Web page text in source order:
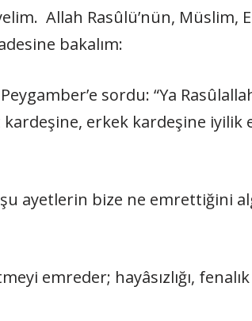
Allah Rasûlü’nün, Müslim,
bakalım:
sordu: “Ya
kardeşine, erkek kardeşine
ayetlerin bize ne emrettiğini
emreder; hayâsızlığı, fenalık